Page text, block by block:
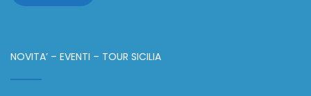
NOVITA’ – EVENTI – TOUR SICILIA